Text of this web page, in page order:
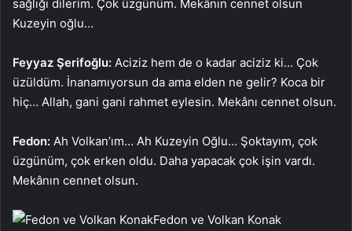
sağlığı dilerim. Çok üzgünüm. Mekânın cennet olsun
Kuzeyin oğlu…
Feyyaz Şerifoğlu: Aciziz hem de o kadar aciziz ki… Çok
üzüldüm. İnanamıyorsun da ama elden ne gelir? Koca bir
hiç… Allah, gani gani rahmet eylesin. Mekânı cennet olsun.
Fedon: Ah Volkan’ım… Ah Kuzeyin Oğlu… Şoktayım, çok
üzgünüm, çok erken oldu. Daha yapacak çok işin vardı.
Mekânın cennet olsun.
Fedon ve Volkan Konak